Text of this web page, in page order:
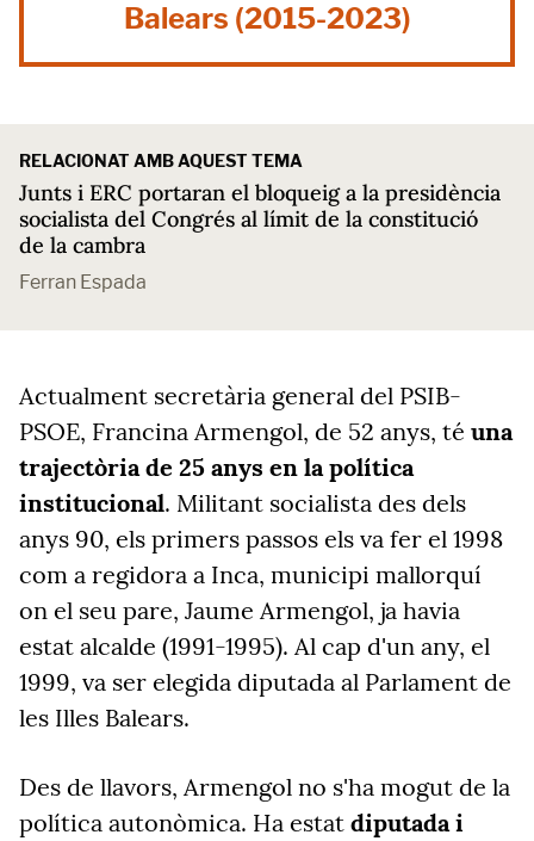
Balears (2015-2023)
RELACIONAT AMB AQUEST TEMA
Junts i ERC portaran el bloqueig a la presidència
socialista del Congrés al límit de la constitució
de la cambra
Ferran Espada
Actualment secretària general del PSIB-
PSOE, Francina Armengol, de 52 anys, té una
trajectòria de 25 anys en la política
institucional. Militant socialista des dels
anys 90, els primers passos els va fer el 1998
com a regidora a Inca, municipi mallorquí
on el seu pare, Jaume Armengol, ja havia
estat alcalde (1991-1995). Al cap d'un any, el
1999, va ser elegida diputada al Parlament de
les Illes Balears.
Des de llavors, Armengol no s'ha mogut de la
política autonòmica. Ha estat diputada i